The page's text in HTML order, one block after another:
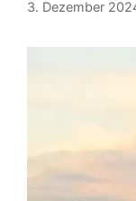
3. Dezember